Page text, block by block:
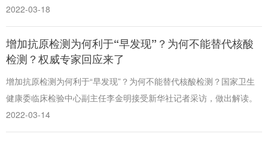
2022-03-18
增加抗原检测为何利于“早发现”？为何不能替代核酸
检测？权威专家回应来了
增加抗原检测为何利于“早发现”？为何不能替代核酸检测？国家卫生
健康委临床检验中心副主任李金明接受新华社记者采访，做出解读。
2022-03-14